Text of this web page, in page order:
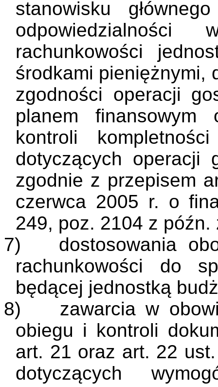
stanowisku
odpowiedzialności
rachunkowości
środkami pieniężnymi,
zgodności operacji
planem finansowym
kontroli
dotyczących operacji
zgodnie z przepisem
czerwca 2005 r. o
249, poz. 2104 z późn.
7)
dostosowania
rachunkowości do
będącej jednostką
8)
zawarcia w
obiegu i kontroli
art. 21 oraz art. 22
dotyczących